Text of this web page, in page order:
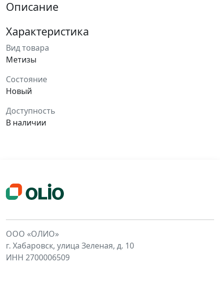
Описание
Характеристика
Вид товара
Метизы
Состояние
Новый
Доступность
В наличии
ООО «ОЛИО»
г. Хабаровск, улица Зеленая, д. 10
ИНН 2700006509